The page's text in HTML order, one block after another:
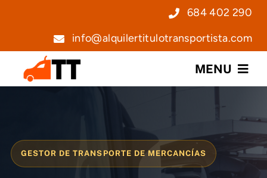
684 402 290
info@alquilertitulotransportista.com
MENU
Servicios
GESTOR DE TRANSPORTE DE MERCANCÍAS